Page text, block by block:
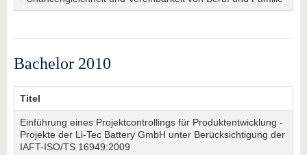
Bachelor 2010
Titel
Einführung eines Projektcontrollings für Produktentwicklung -
Projekte der Li-Tec Battery GmbH unter Berücksichtigung der
IAFT-ISO/TS 16949:2009